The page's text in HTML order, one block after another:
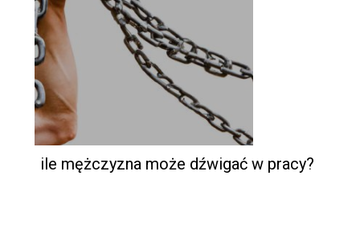
ile mężczyzna może dźwigać w pracy?